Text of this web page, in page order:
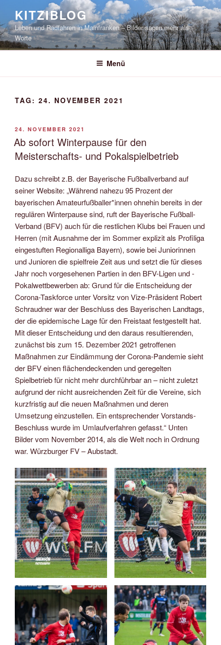
springen
KITZIBLOG
Leben und Radfahren in Mainfranken – Bilder sagen mehr als
Worte
Menü
TAG: 24. NOVEMBER 2021
VERÖFFENTLICHT
AM
24. NOVEMBER 2021
Ab sofort Winterpause für den
Meisterschafts- und Pokalspielbetrieb
Dazu schreibt z.B. der Bayerische Fußballverband auf
seiner Website: „Während nahezu 95 Prozent der
bayerischen Amateurfußballer*innen ohnehin bereits in der
regulären Winterpause sind, ruft der Bayerische Fußball-
Verband (BFV) auch für die restlichen Klubs bei Frauen und
Herren (mit Ausnahme der im Sommer explizit als Profiliga
eingestuften Regionalliga Bayern), sowie bei Juniorinnen
und Junioren die spielfreie Zeit aus und setzt die für dieses
Jahr noch vorgesehenen Partien in den BFV-Ligen und -
Pokalwettbewerben ab: Grund für die Entscheidung der
Corona-Taskforce unter Vorsitz von Vize-Präsident Robert
Schraudner war der Beschluss des Bayerischen Landtags,
der die epidemische Lage für den Freistaat festgestellt hat.
Mit dieser Entscheidung und den daraus resultierenden,
zunächst bis zum 15. Dezember 2021 getroffenen
Maßnahmen zur Eindämmung der Corona-Pandemie sieht
der BFV einen flächendeckenden und geregelten
Spielbetrieb für nicht mehr durchführbar an – nicht zuletzt
aufgrund der nicht ausreichenden Zeit für die Vereine, sich
kurzfristig auf die neuen Maßnahmen und deren
Umsetzung einzustellen. Ein entsprechender Vorstands-
Beschluss wurde im Umlaufverfahren gefasst.“ Unten
Bilder vom November 2014, als die Welt noch in Ordnung
war. Würzburger FV – Aubstadt.